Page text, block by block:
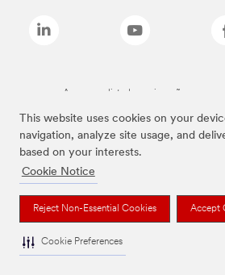
This website uses cookies on your
navigation, analyze site usage, and
based on your interests.
Cookie Notice
Reject Non-Essential Cookies Accept
Cookie Preferences
As marcas listadas a cima são marcas